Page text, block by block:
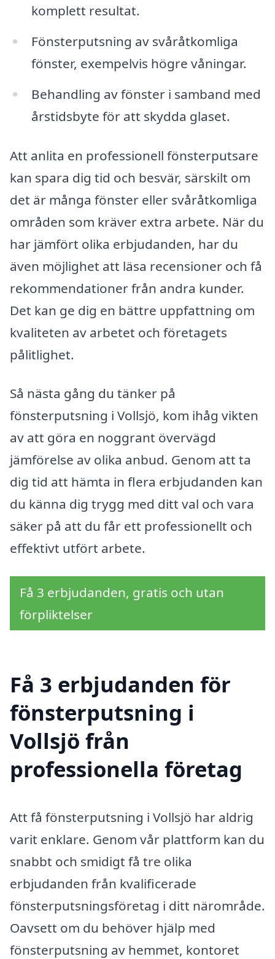
komplett resultat.
Fönsterputsning av svåråtkomliga
fönster, exempelvis högre våningar.
Behandling av fönster i samband med
årstidsbyte för att skydda glaset.
Att anlita en professionell fönsterputsare
kan spara dig tid och besvär, särskilt om
det är många fönster eller svåråtkomliga
områden som kräver extra arbete. När du
har jämfört olika erbjudanden, har du
även möjlighet att läsa recensioner och få
rekommendationer från andra kunder.
Det kan ge dig en bättre uppfattning om
kvaliteten av arbetet och företagets
pålitlighet.
Så nästa gång du tänker på
fönsterputsning i Vollsjö, kom ihåg vikten
av att göra en noggrant övervägd
jämförelse av olika anbud. Genom att ta
dig tid att hämta in flera erbjudanden kan
du känna dig trygg med ditt val och vara
säker på att du får ett professionellt och
effektivt utfört arbete.
Få 3 erbjudanden, gratis och utan
förpliktelser
Få 3 erbjudanden för
fönsterputsning i
Vollsjö från
professionella företag
Att få fönsterputsning i Vollsjö har aldrig
varit enklare. Genom vår plattform kan du
snabbt och smidigt få tre olika
erbjudanden från kvalificerade
fönsterputsningsföretag i ditt närområde.
Oavsett om du behöver hjälp med
fönsterputsning av hemmet, kontoret